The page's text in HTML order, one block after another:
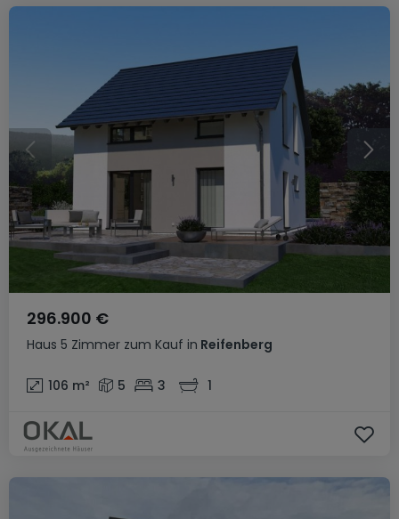
Haus 5 Zimmer zum Kauf in Reifenberg
296.900 €
106 m² 5 3 1